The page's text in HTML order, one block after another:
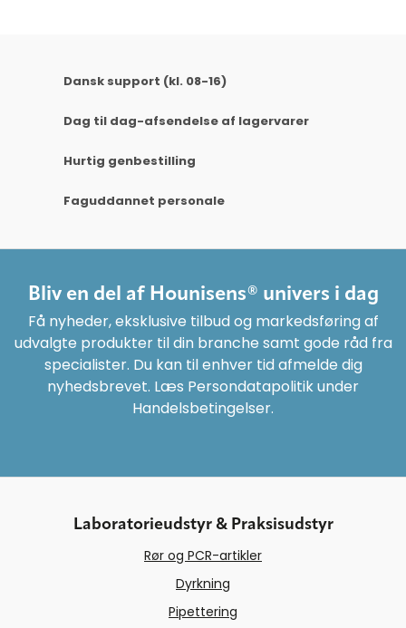
Dansk support (kl. 08-16)
Dag til dag-afsendelse af lagervarer
Hurtig genbestilling
Faguddannet personale
Bliv en del af Hounisens® univers i dag
Få nyheder, eksklusive tilbud og markedsføring af
udvalgte produkter til din branche samt gode råd fra
specialister. Du kan til enhver tid afmelde dig
nyhedsbrevet. Læs Persondatapolitik under
Handelsbetingelser.
Laboratorieudstyr & Praksisudstyr
Rør og PCR-artikler
Dyrkning
Pipettering